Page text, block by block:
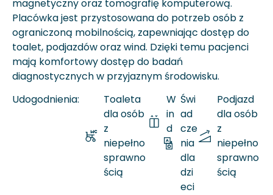
magnetyczny oraz tomografię komputerową.
Placówka jest przystosowana do potrzeb osób z
ograniczoną mobilnością, zapewniając dostęp do
toalet, podjazdów oraz wind. Dzięki temu pacjenci
mają komfortowy dostęp do badań
diagnostycznych w przyjaznym środowisku.
Udogodnienia:
Toaleta
dla osób
z
niepełno
sprawno
ścią
W
in
d
a
Świ
ad
cze
nia
dla
dzi
eci
Podjazd
dla osób
z
niepełno
sprawno
ścią